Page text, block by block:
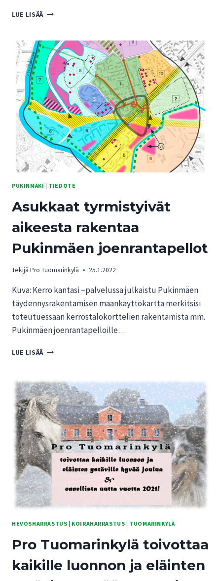
LUE LISÄÄ PUKINMÄEN
PÖYTÄÄ
PUKINMÄKI | TIEDOTE
Asukkaat tyrmistyivät
aikeesta rakentaa
Pukinmäen joenrantapellot
Tekijä Pro Tuomarinkylä 25.1.2022
Kuva: Kerro kantasi –palvelussa julkaistu Pukinmäen
täydennysrakentamisen maankäyttökartta merkitsisi
toteutuessaan kerrostalokorttelien rakentamista mm.
Pukinmäen joenrantapelloille…
LUE LISÄÄ ASUKKAAT
RAKENTAA
PUKINMÄEN
JOENRANTAPELLOT
HEVOSHARRASTUS | KOIRAHARRASTUS | TUOMARINKYLÄ
Pro Tuomarinkylä toivottaa
kaikille luonnon ja eläinten